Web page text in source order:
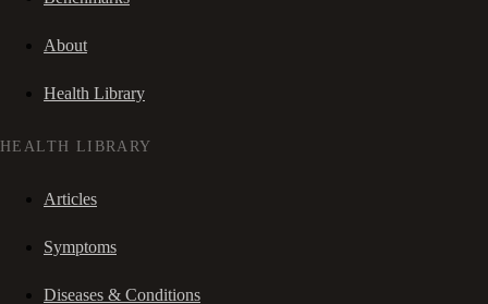
About
Health Library
HEALTH LIBRARY
Articles
Symptoms
Diseases & Conditions